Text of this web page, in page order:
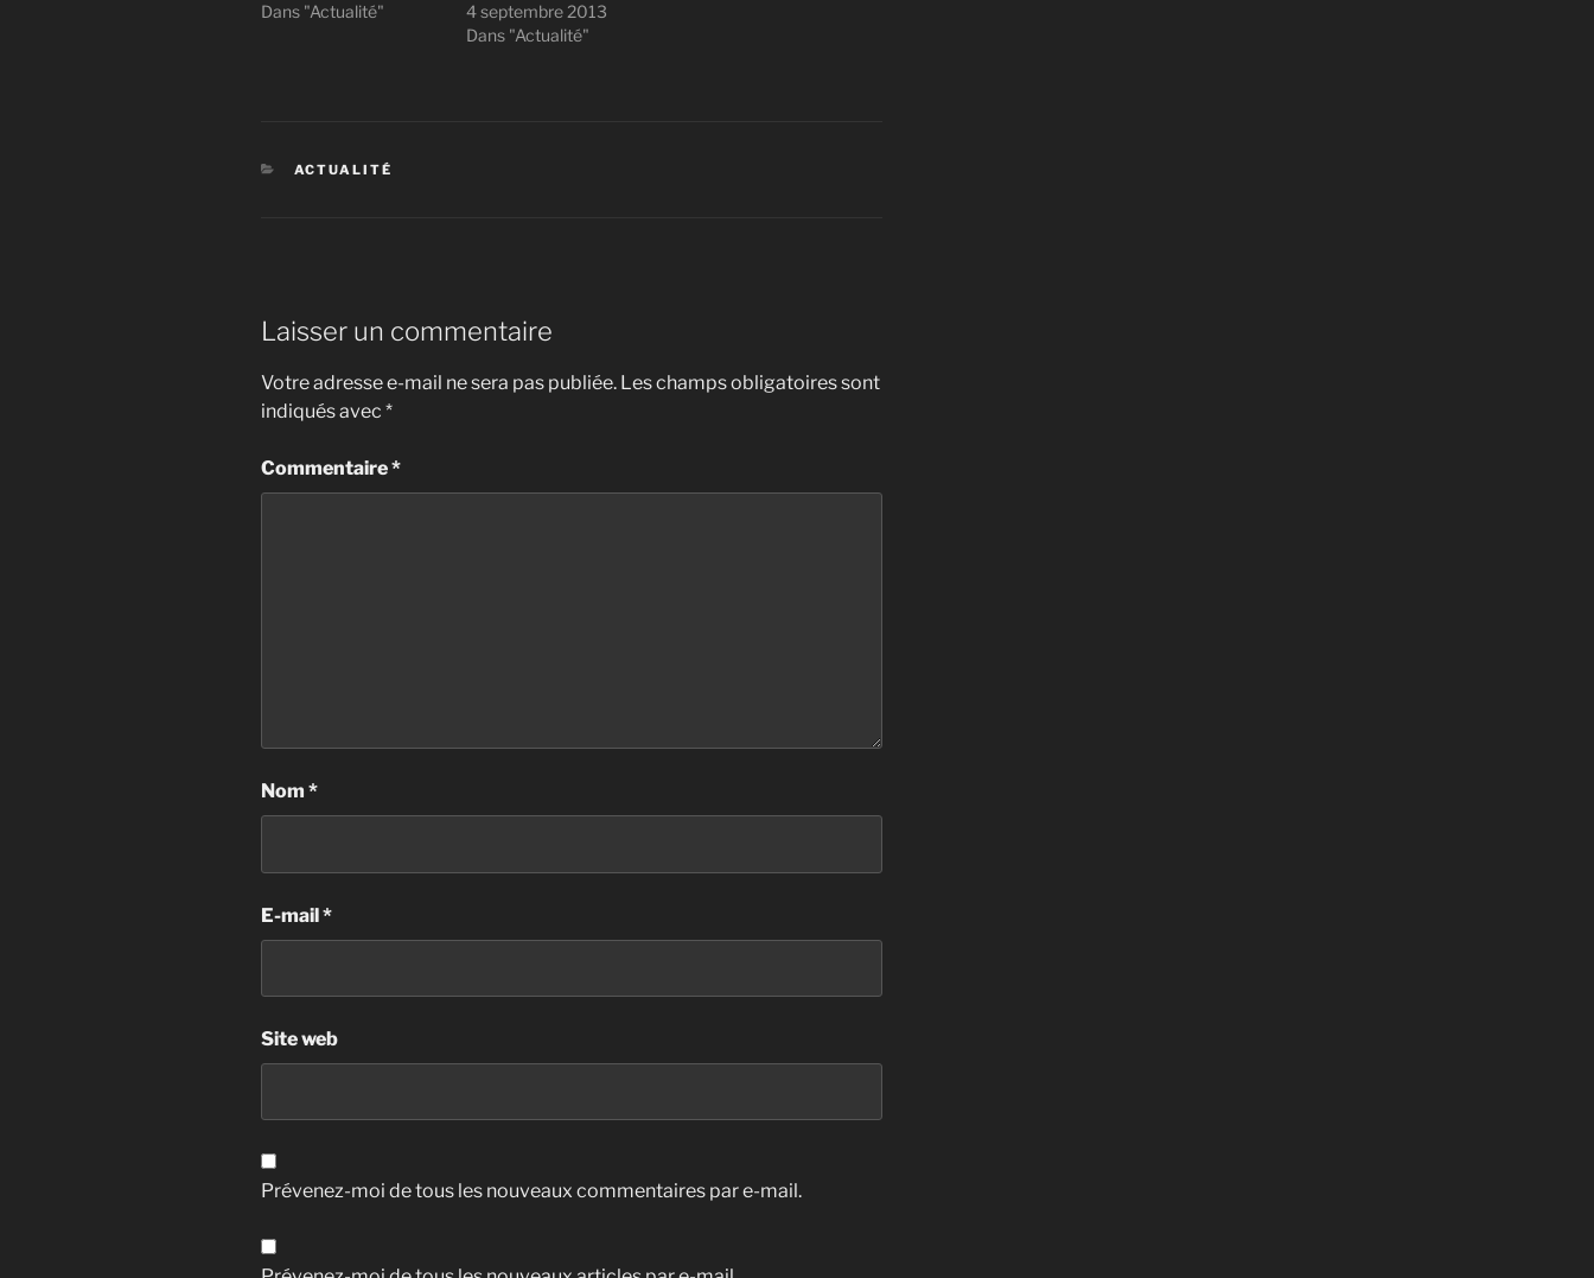
Dans "Actualité"
4 septembre 2013
Dans "Actualité"
CATÉGORIES
ACTUALITÉ
Laisser un commentaire
Votre adresse e-mail ne sera pas publiée. Les champs obligatoires sont
indiqués avec *
Commentaire*
Nom *
E-mail*
Site web
Prévenez-moi de tous les nouveaux commentaires par e-mail.